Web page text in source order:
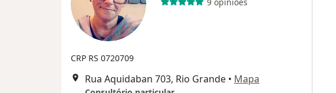
CRP RS 0720709
Rua Aquidaban 703, Rio Grande • Mapa